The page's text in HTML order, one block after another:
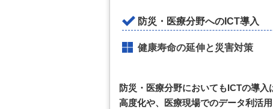
防災・医療分野へのICT導入
健康寿命の延伸と災害対策
防災・医療分野においてもICTの導
高度化や、医療現場でのデータ利活